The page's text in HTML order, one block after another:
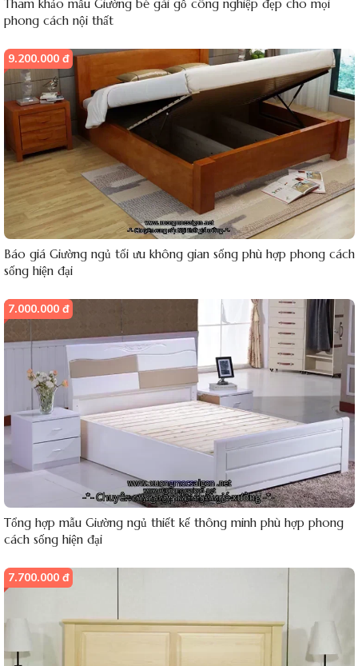
Tham khảo mẫu Giường bé gái gỗ công nghiệp đẹp cho mọi
phong cách nội thất
9.200.000 đ
Báo giá Giường ngủ tối ưu không gian sống phù hợp phong cách
sống hiện đại
7.000.000 đ
Tổng hợp mẫu Giường ngủ thiết kế thông minh phù hợp phong
cách sống hiện đại
7.700.000 đ